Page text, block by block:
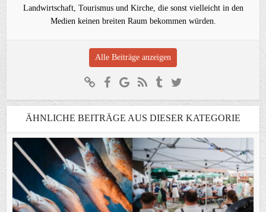
Landwirtschaft, Tourismus und Kirche, die sonst vielleicht in den
Medien keinen breiten Raum bekommen würden.
Alle Beiträge anzeigen
ÄHNLICHE BEITRÄGE AUS DIESER KATEGORIE